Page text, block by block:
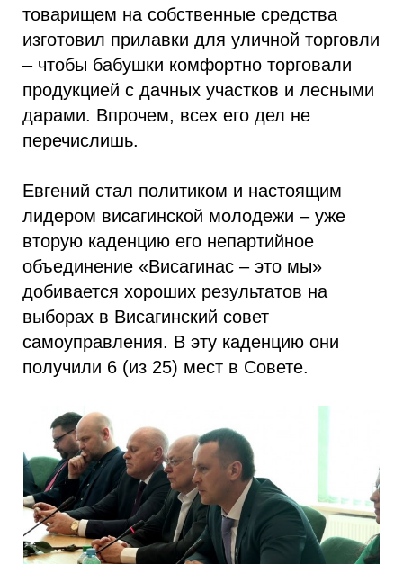
товарищем на собственные средства
изготовил прилавки для уличной торговли
– чтобы бабушки комфортно торговали
продукцией с дачных участков и лесными
дарами. Впрочем, всех его дел не
перечислишь.
Евгений стал политиком и настоящим
лидером висагинской молодежи – уже
вторую каденцию его непартийное
объединение «Висагинас – это мы»
добивается хороших результатов на
выборах в Висагинский совет
самоуправления. В эту каденцию они
получили 6 (из 25) мест в Совете.